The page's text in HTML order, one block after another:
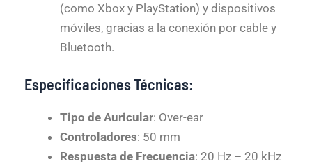
(como Xbox y PlayStation) y dispositivos
móviles, gracias a la conexión por cable y
Bluetooth.
Especificaciones Técnicas:
Tipo de Auricular: Over-ear
Controladores: 50 mm
Respuesta de Frecuencia: 20 Hz – 20 kHz